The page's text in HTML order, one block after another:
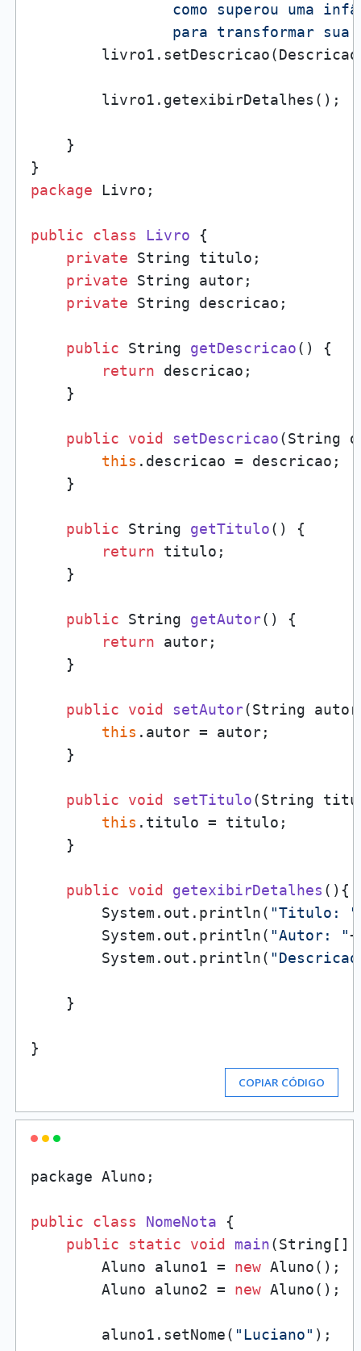
como superou uma
para transformar sua
        livro1.getexibirDetalhes();
    }
package Livro;
public class Livro {
private String titulo;
private String autor;
private String descricao;
public String getDescricao()
{
return descricao;
    }
public void setDescricao(String
this .descricao = descricao;
    }
public String getTitulo()
{
return titulo;
    }
public String getAutor()
{
return autor;
    }
public void setAutor(String
this .autor = autor;
    }
public void setTitulo(String
this .titulo = titulo;
    }
public void getexibirDetalhes () {
        System.out.println(
"Titulo: "
        System.out.println(
"Autor: "
        System.out.println(
    }
COPIAR CÓDIGO
package Aluno;
public class NomeNota {
public
static void main(String[]
        Aluno aluno1 =
new Aluno();
        Aluno aluno2 =
new Aluno();
        aluno1.setNome(
"Luciano" );